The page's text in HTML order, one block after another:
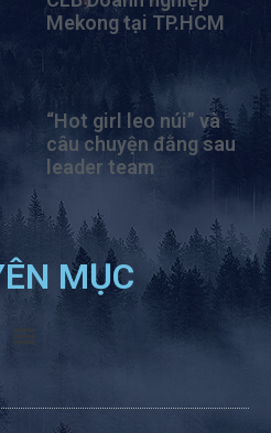
Mekong tại TP.HCM
“Hot girl leo núi” và
câu chuyện đằng sau
leader team
MỤC